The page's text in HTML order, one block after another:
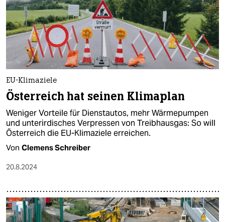
epaper login
EU-Klimaziele
Österreich hat seinen Klimaplan
Weniger Vorteile für Dienstautos, mehr Wärmepumpen
und unterirdisches Verpressen von Treibhausgas: So will
Österreich die EU-Klimaziele erreichen.
Von Clemens Schreiber
20.8.2024